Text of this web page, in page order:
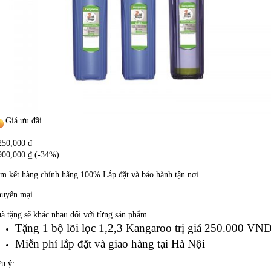
Giá ưu đãi
₫
₫ (-34%)
kết hàng chính hãng 100% Lắp đặt và bảo hành tận nơi
mại
tặng sẽ khác nhau đối với từng sản phẩm
Tặng 1 bộ lõi lọc 1,2,3 Kangaroo trị giá 250.000
Miễn phí lắp đặt và giao hàng tại Hà Nội
ý: